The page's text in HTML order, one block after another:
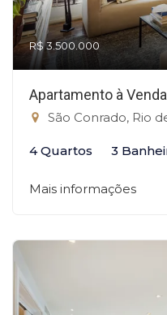
R$ 3.500.000
Apartamento à
São Conrado, Rio
4 Quartos 3
Mais informações